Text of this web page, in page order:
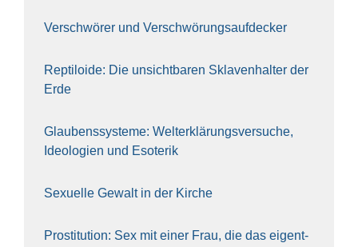
Ver­schwö­rer und Verschwörungs­aufdecker
Rep­ti­lo­ide: Die unsicht­ba­ren Skla­ven­hal­ter der
Erde
Glau­bens­sys­te­me: Welt­erklä­rungs­ver­su­che,
Ideo­lo­gien und Eso­te­rik
Sexu­el­le Gewalt in der Kir­che
Pro­sti­tu­ti­on: Sex mit einer Frau, die das eigent­